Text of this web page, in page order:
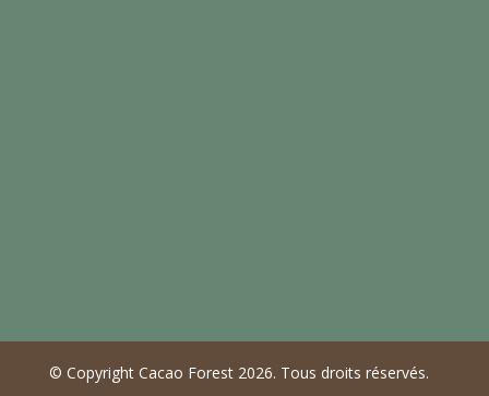
© Copyright Cacao Forest 2026. Tous droits réservés.